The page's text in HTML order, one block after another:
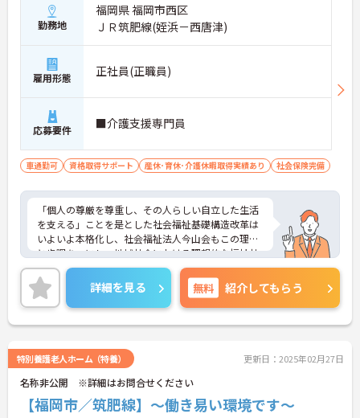
勤務地
福岡県 福岡市西区
ＪＲ筑肥線(姪浜－西唐津)
雇用形態 正社員(正職員)
応募要件 ■介護支援専門員
車通勤可 資格取得サポート 産休･育休･介護休暇取得実績あり 社会保険完備
「個人の尊厳を尊重し、その人らしい自立した生活
を支える」ことを是とした社会福祉基礎構造改革は
いよいよ本格化し、社会福祉法人今山会もこの理念
と歩調を一にし、地域社会における理想的な福祉社
会の実現を目指し、より一層の努力を続けてくこと
を約束いたします。
詳細を見る 無料 紹介してもらう
特別養護老人ホーム（特養） 更新日：2025年02月27日
名称非公開 ※詳細はお問合せください
【福岡市／筑肥線】～働き易い環境です～